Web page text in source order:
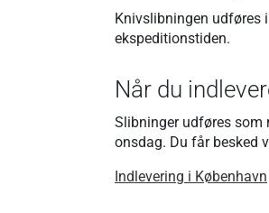
Knivslibningen udføres
ekspeditionstiden.
Når du
Slibninger udføres som
onsdag. Du får besked
Indlevering i København